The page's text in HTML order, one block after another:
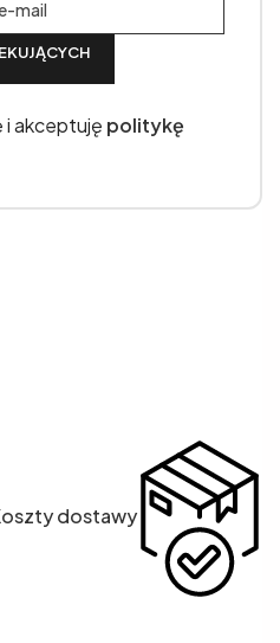
i akceptuję politykę
dostawy